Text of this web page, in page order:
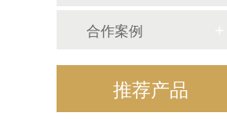
合作案例
推荐产品